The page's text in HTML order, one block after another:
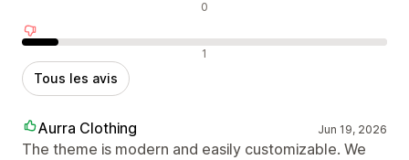
0
1
Tous les avis
Aurra Clothing Jun 19, 2026
The theme is modern and easily customizable. We